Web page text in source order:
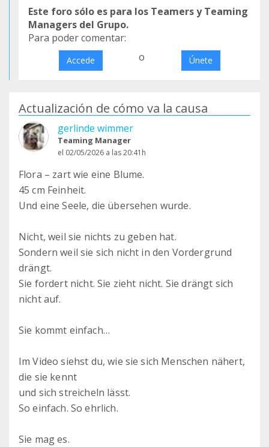
Este foro sólo es para los Teamers y Teaming
Managers del Grupo.
Para poder comentar:
Accede o Únete
Actualización de cómo va la causa
gerlinde wimmer
Teaming Manager
el 02/05/2026 a las 20:41h
Flora – zart wie eine Blume.
45 cm Feinheit.
Und eine Seele, die übersehen wurde.
Nicht, weil sie nichts zu geben hat.
Sondern weil sie sich nicht in den Vordergrund
drängt.
Sie fordert nicht. Sie zieht nicht. Sie drängt sich
nicht auf.
Sie kommt einfach…
Im Video siehst du, wie sie sich Menschen nähert,
die sie kennt
und sich streicheln lässt.
So einfach. So ehrlich.
Sie mag es.